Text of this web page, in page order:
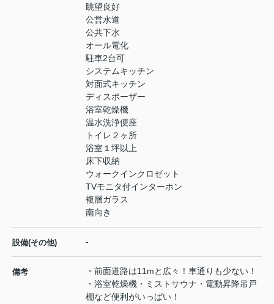
眺望良好
公営水道
公共下水
オール電化
駐車2台可
システムキッチン
対面式キッチン
ディスポーザー
浴室乾燥機
温水洗浄便座
トイレ２ヶ所
浴室１坪以上
床下収納
ウォークインクロゼット
TVモニタ付インターホン
複層ガラス
南向き
設備(その他) -
備考
・前面道路は11mと広々！車通りも少ない！
・浴室乾燥機・ミストサウナ・電動昇降吊戸
棚など便利がいっぱい！